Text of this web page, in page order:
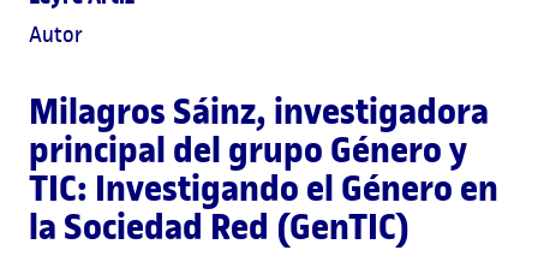
Autor
Milagros Sáinz, investigadora
principal del grupo Género y
TIC: Investigando el Género en
la Sociedad Red (GenTIC)